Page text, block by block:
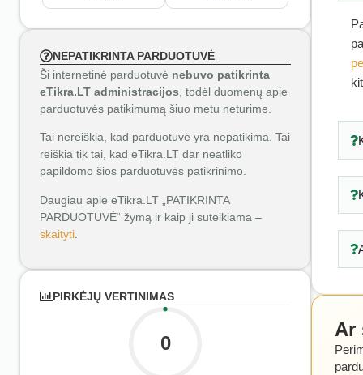
NEPATIKRINTA PARDUOTUVĖ
Ši internetinė parduotuvė nebuvo patikrinta
eTikra.LT administracijos , todėl duomenų apie
parduotuvės patikimumą šiuo metu neturime.
Tai nereiškia, kad parduotuvė yra nepatikima. Tai
reiškia tik tai, kad eTikra.LT dar neatliko
papildomo šios parduotuvės patikrinimo.
Daugiau apie eTikra.LT „PATIKRINTA
PARDUOTUVĖ“ žymą ir kaip ji suteikiama –
skaityti
PIRKĖJŲ VERTINIMAS
0
Ar